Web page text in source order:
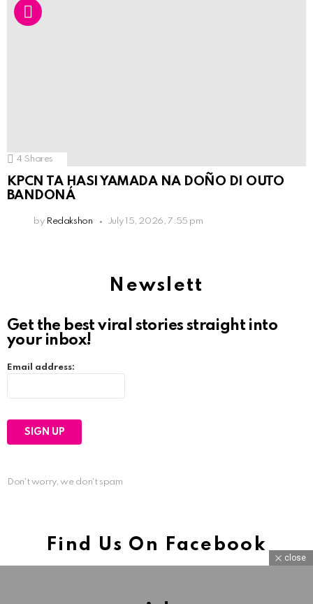
4 Shares
KPCN TA HASI YAMADA NA DOÑO DI OUTO
BANDONÁ
by Redakshon July 15, 2026, 7:55 pm
Newslett
Get the best viral stories straight into
your inbox!
Email address:
Don't worry, we don't spam
Find Us On Facebook
close